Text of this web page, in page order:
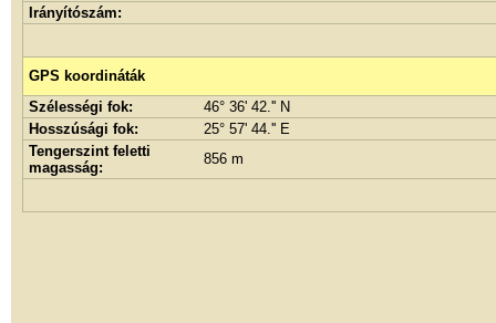
Irányítószám:
GPS koordináták
Szélességi fok:
46° 36' 42.'' N
Hosszúsági fok:
25° 57' 44.'' E
Tengerszint feletti
magasság:
856 m